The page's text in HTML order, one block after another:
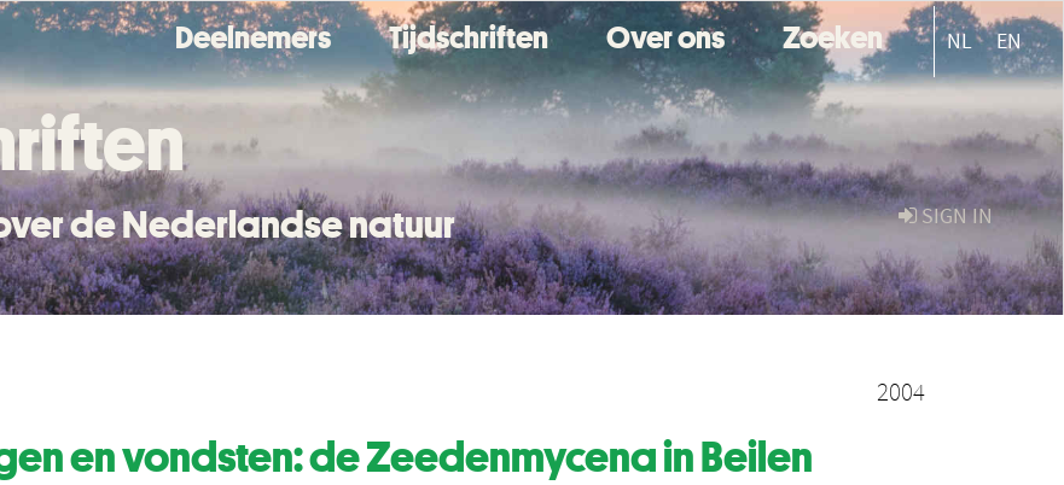
Deelnemers Tijdschriften Over ons Zoeken NL EN
SIGN IN
de Nederlandse natuur
2004
en vondsten: de Zeedenmycena in Beilen